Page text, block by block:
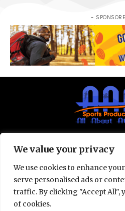
We value your privacy
We use cookies to enhance
serve personalised ads or
traffic. By clicking "Accept All",
of cookies.
-
© All Rights Reserved